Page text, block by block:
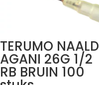
TERUMO NAALD
AGANI 26G 1/2
RB BRUIN 100